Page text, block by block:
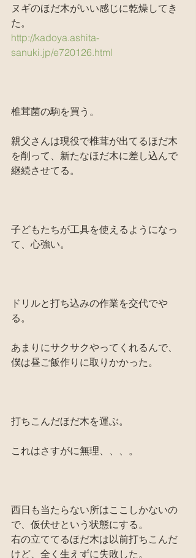
ヌギのほだ木がいい感じに乾燥してき
た。
http://kadoya.ashita-
sanuki.jp/e720126.html
椎茸菌の駒を買う。
親父さんは現役で椎茸が出てるほだ木
を削って、新たなほだ木に差し込んで
継続させてる。
子どもたちが工具を使えるようになっ
て、心強い。
ドリルと打ち込みの作業を交代でや
る。
あまりにサクサクやってくれるんで、
僕は昼ご飯作りに取りかかった。
打ちこんだほだ木を運ぶ。
これはさすがに無理、、、。
西日も当たらない所はここしかないの
で、仮伏せという状態にする。
右の立ててるほだ木は以前打ちこんだ
けど、全く生えずに失敗した。